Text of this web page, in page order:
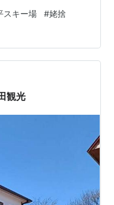
スキー場 #姥捨
観光